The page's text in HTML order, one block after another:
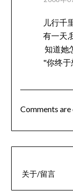
儿行千
有一天,
知道她
"你终于
Comments are
关于/留言